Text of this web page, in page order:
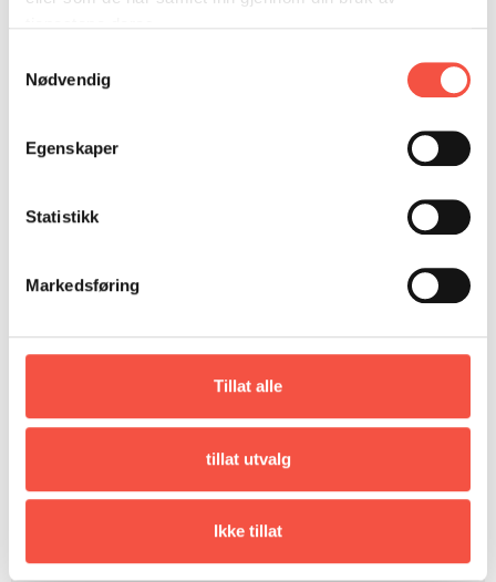
Nødvendig
Egenskaper
Statistikk
Markedsføring
Tillat alle
tillat utvalg
Ikke tillat
gr. N. Br. Vi forsøkte å komme inn til fangsten,
men det nyttet ikke, isbaksen var for tett og
tilbake og søke nordover. Vi ligger her og
etter en stund at isforholdene er likedan, og
flere skuter er kommet, bestemmer vi oss for
den N.Br. 65 grader, traff vi S.S. ”Aarvak” som
kom hjemmefra. Der rives en slakke i isen,
går for full fart inn gjennom slakken.
Der var noen dyr og de blev nesten tatt i
skutene kjører ut for kanten igjen. Jeg går bort
til ”Aarvak” og praier skipper Vebjørn
isforhold var østenfor, og han får vite
hvorledes de var vestenfor. Vi bestemmer oss
Skodden kom og isen satte sammen, så vi